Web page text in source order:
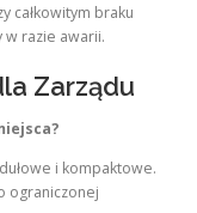
całkowitym braku
w razie awarii.
Zarządu
i kompaktowe.
ograniczonej